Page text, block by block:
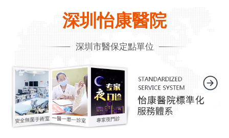
深圳怡康醫院
深圳市醫保定點單位